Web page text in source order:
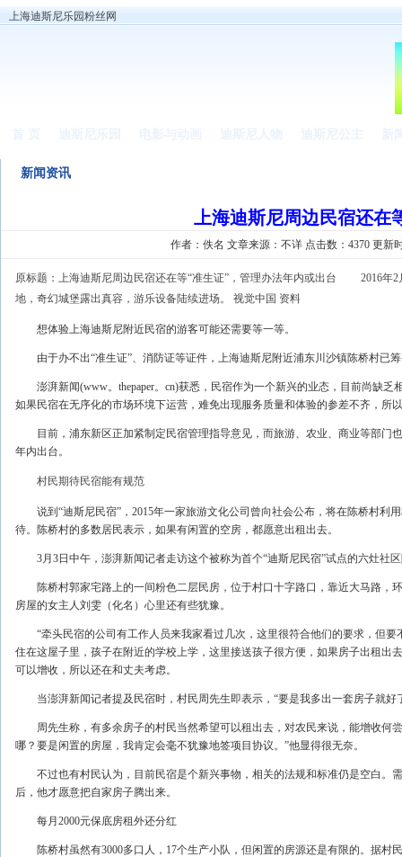
上海迪斯尼乐园粉丝网
新闻资讯
上海迪斯尼周边民宿还在
作者：佚名 文章来源： 不详 点击数：4370 更新
原标题：上海迪斯尼周边民宿还在等“准生证”，管理办法年内或出台 2016年2
地，奇幻城堡露出真容，游乐设备陆续进场。 视觉中国 资料
想体验上海迪斯尼附近民宿的游客可能还需要等一等。
由于办不出“准生证”、消防证等证件，上海迪斯尼附近浦东川沙镇陈桥村已
澎湃新闻(www。thepaper。cn)获悉，民宿作为一个新兴的业态，目前尚缺乏
如果民宿在无序化的市场环境下运营，难免出现服务质量和体验的参差不齐，所
目前，浦东新区正加紧制定民宿管理指导意见，而旅游、农业、商业等部门
年内出台。
村民期待民宿能有规范
说到“迪斯尼民宿”，2015年一家旅游文化公司曾向社会公布，将在陈桥村利
待。陈桥村的多数居民表示，如果有闲置的空房，都愿意出租出去。
3月3日中午，澎湃新闻记者走访这个被称为首个“迪斯尼民宿”试点的六灶社
陈桥村郭家宅路上的一间粉色二层民房，位于村口十字路口，靠近大马路，
房屋的女主人刘雯（化名）心里还有些犹豫。
“牵头民宿的公司有工作人员来我家看过几次，这里很符合他们的要求，但要
住在这屋子里，孩子在附近的学校上学，这里接送孩子很方便，如果房子出租出
可以增收，所以还在和丈夫考虑。
当澎湃新闻记者提及民宿时，村民周先生即表示，“要是我多出一套房子就好
周先生称，有多余房子的村民当然希望可以租出去，对农民来说，能增收何
哪？要是闲置的房屋，我肯定会毫不犹豫地签项目协议。”他显得很无奈。
不过也有村民认为，目前民宿是个新兴事物，相关的法规和标准仍是空白。
后，他才愿意把自家房子腾出来。
每月2000元保底房租外还分红
陈桥村虽然有3000多口人，17个生产小队，但闲置的房源还是有限的。据村